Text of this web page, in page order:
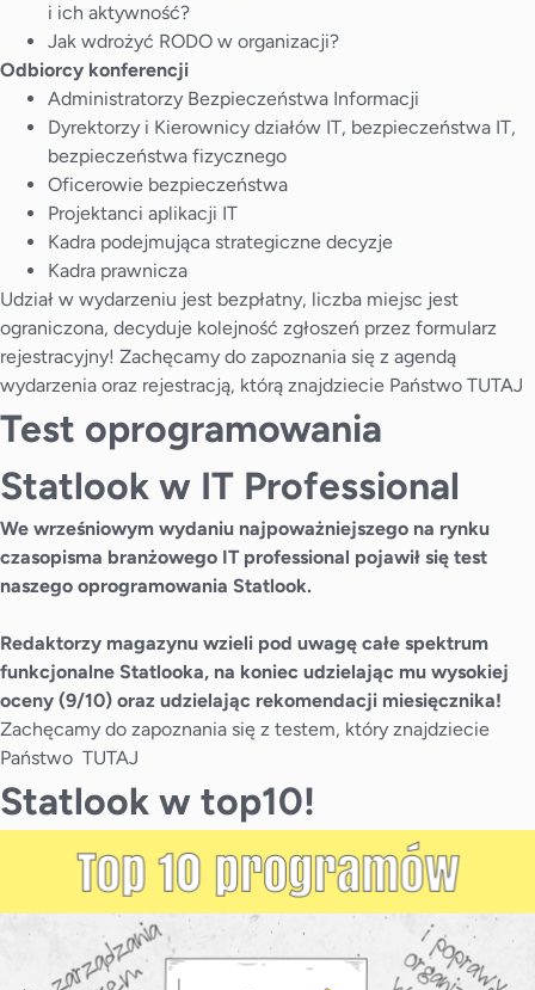
i ich aktywność?
Jak wdrożyć RODO w organizacji?
Odbiorcy konferencji
Administratorzy Bezpieczeństwa Informacji
Dyrektorzy i Kierownicy działów IT, bezpieczeństwa IT,
bezpieczeństwa fizycznego
Oficerowie bezpieczeństwa
Projektanci aplikacji IT
Kadra podejmująca strategiczne decyzje
Kadra prawnicza
Udział w wydarzeniu jest bezpłatny, liczba miejsc jest
ograniczona, decyduje kolejność zgłoszeń przez formularz
rejestracyjny! Zachęcamy do zapoznania się z agendą
wydarzenia oraz rejestracją, którą znajdziecie Państwo TUTAJ
Test oprogramowania
Statlook w IT Professional
We wrześniowym wydaniu najpoważniejszego na rynku
czasopisma branżowego IT professional pojawił się test
naszego oprogramowania Statlook.
Redaktorzy magazynu wzieli pod uwagę całe spektrum
funkcjonalne Statlooka, na koniec udzielając mu wysokiej
oceny (9/10) oraz udzielając rekomendacji miesięcznika!
Zachęcamy do zapoznania się z testem, który znajdziecie
Państwo TUTAJ
Statlook w top10!